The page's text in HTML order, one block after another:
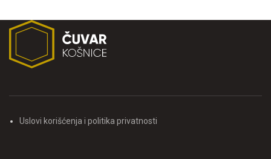
Uslovi korišćenja i politika privatnosti